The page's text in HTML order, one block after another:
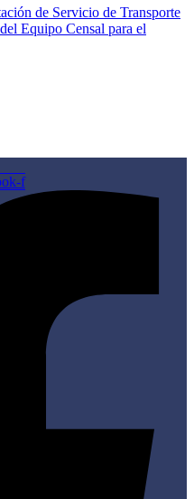
de Servicio de Transporte
Equipo Censal para el
f